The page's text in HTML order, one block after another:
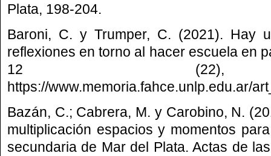
Plata, 198-204.
Baroni, C. y Trumper, C. (2021). Hay
reflexiones en torno al hacer escuela en
12 (22),
https://www.memoria.fahce.unlp.edu.ar/
Bazán, C.; Cabrera, M. y Carobino, N.
multiplicación espacios y momentos
secundaria de Mar del Plata. Actas de